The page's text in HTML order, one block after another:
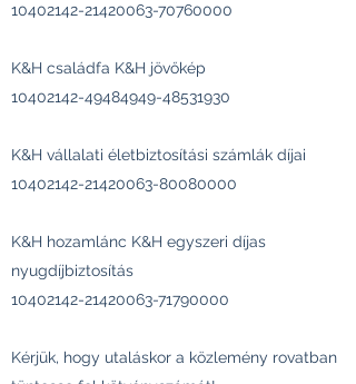
10402142-21420063-70760000
K&H családfa K&H jövőkép
10402142-49484949-48531930
K&H vállalati életbiztosítási számlák díjai
10402142-21420063-80080000
K&H hozamlánc K&H egyszeri díjas
nyugdíjbiztosítás
10402142-21420063-71790000
Kérjük, hogy utaláskor a közlemény rovatban